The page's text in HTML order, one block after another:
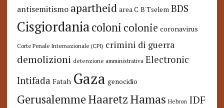
antisemitismo apartheid area C B'Tselem BDS
Cisgiordaniacoloni colonie coronavirus
Corte Penale Internazionale (CPI) crimini di guerra
demolizioni detenzione amministrativa Electronic
Intifada Fatah Gaza genocidio
GerusalemmeHaaretzHamas Hebron IDF